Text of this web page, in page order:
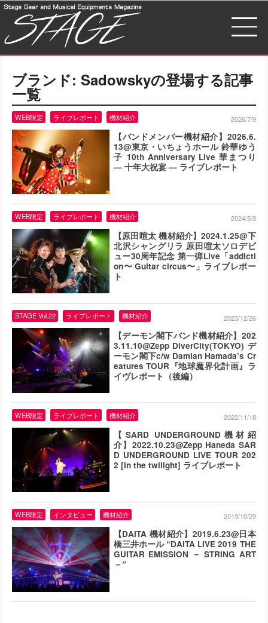
ブランド:Sadowskyの登場する記事
一覧
【バンドメンバー機材紹介】2026.6.
13@東京・いちょうホール 鈴華ゆう
子 10th Anniversary Live 華まつり
— 十年大祝宴 — ライブレポート
WEB限定 ライブレポート 機材紹介 2026/7/9
【原田喧太 機材紹介】2024.1.25@下
北沢シャングリラ 原田喧太ソロデビ
ュー30周年記念 第一弾Live「addicti
on〜 Guitar circus〜」ライブレポー
ト
WEB限定 ライブレポート 機材紹介 2024/5/3
【デーモン閣下バンド機材紹介】202
3.11.10@Zepp DiverCity(TOKYO) デ
ーモン閣下c/w Damian Hamada’s Cr
eatures TOUR『地球魔界化計画』ラ
イヴレポート（後編）
STAGE Vol.22 ライブレポート 機材紹介 2023/12/26
【SARD UNDERGROUND機材紹
介】2022.10.23@Zepp Haneda SAR
D UNDERGROUND LIVE TOUR 202
2 [in the twilight] ライブレポート
WEB限定 ライブレポート 機材紹介 2022/11/18
【DAITA 機材紹介】2019.6.23@日本
橋三井ホール “DAITA LIVE 2019 THE
GUITAR EMISSION － STRING ART
－”
WEB限定 インタビュー 機材紹介 2019/10/29